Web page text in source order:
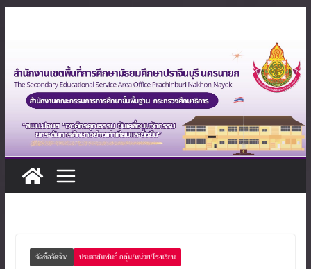
จัดซื้อจัดจ้าง ประชาสัมพันธ์ กลุ่ม/หน่วย/โรงเรียน